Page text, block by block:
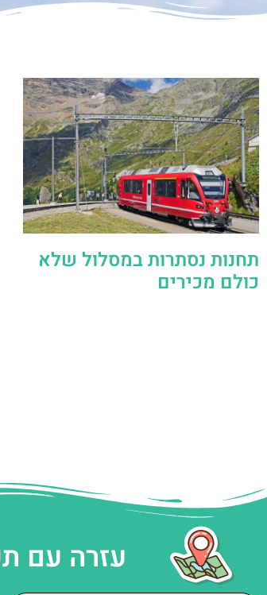
תחנות נסתרות במסלול שלא
כולם מכירים
עזרה עם